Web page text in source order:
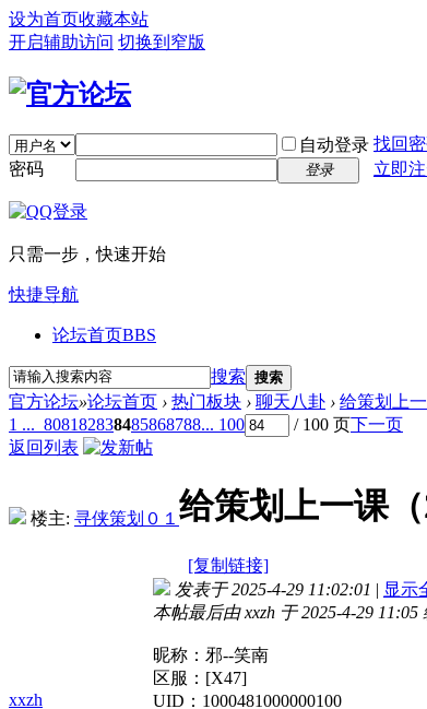
设为首页收藏本站
开启辅助访问 切换到窄版
自动登录 找回
密码
登录 立即
只需一步，快速开始
快捷导航
论坛首页BBS
搜索 搜索
官方论坛»论坛首页 › 热门板块 › 聊天八卦 › 给策划上
1 ... 808182838485868788... 100 / 100 页下一页
返回列表
楼主: 寻侠策划０１ 给策划上一课（
[复制链接]
xxzh
发表于 2025-4-29 11:02:01 | 显示
本帖最后由 xxzh 于 2025-4-29 11:05
昵称：邪--笑南
区服：[X47]
UID：1000481000000100